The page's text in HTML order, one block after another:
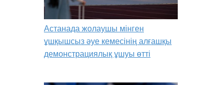
Астанада жолаушы мінген
ұшқышсыз әуе кемесінің алғашқы
демонстрациялық ұшуы өтті